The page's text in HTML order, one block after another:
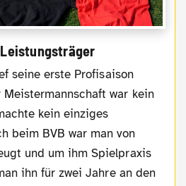
Leistungsträger
war kein
kein einziges
beim BVB war man von
und um ihm Spielpraxis
ihn für zwei Jahre an den